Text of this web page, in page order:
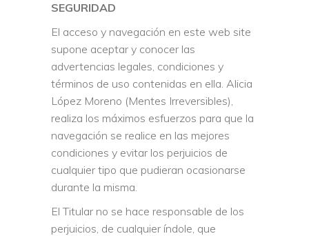
SEGURIDAD
El acceso y navegación en este web site
supone aceptar y conocer las
advertencias legales, condiciones y
términos de uso contenidas en ella. Alicia
López Moreno (Mentes Irreversibles),
realiza los máximos esfuerzos para que la
navegación se realice en las mejores
condiciones y evitar los perjuicios de
cualquier tipo que pudieran ocasionarse
durante la misma.
El Titular no se hace responsable de los
perjuicios, de cualquier índole, que